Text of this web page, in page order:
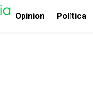
Opinion Política